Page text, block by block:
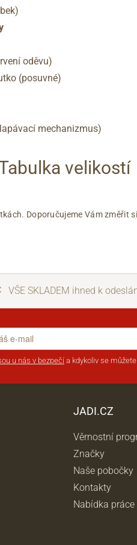
oděvu)
(posuvné)
mechanizmus)
velikostí
Doporučujeme Vám změřit
VŠE SKLADEM ihned k
u nás v bezpečía kdykoliv se
JADI.CZ
Věrnostní
Značky
Naše pobočky
Kontakty
Nabídka práce